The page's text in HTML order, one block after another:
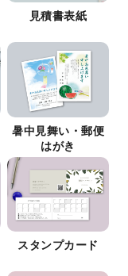
見積書表紙
暑中見舞い・郵便
はがき
スタンプカード